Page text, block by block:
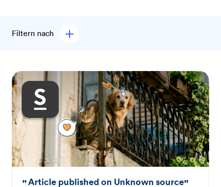
Filtern nach
Article published on Unknown source